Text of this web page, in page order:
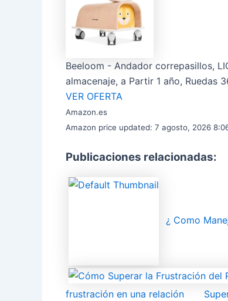
Beeloom - Andador correpasillos,
almacenaje, a Partir 1 año, Ruedas
VER OFERTA
Amazon.es
Amazon price updated: 7 agosto, 2026
Publicaciones relacionadas:
¿ Como
frustración en una relación